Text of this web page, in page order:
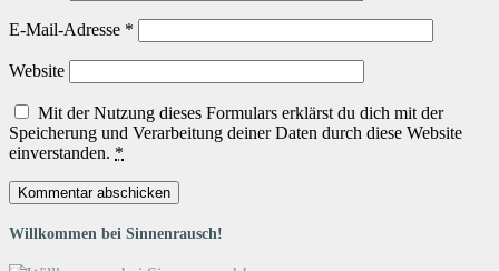
E-Mail-Adresse *
Website
Mit der Nutzung dieses Formulars erklärst du dich mit der
Speicherung und Verarbeitung deiner Daten durch diese Website
einverstanden. *
Willkommen bei Sinnenrausch!